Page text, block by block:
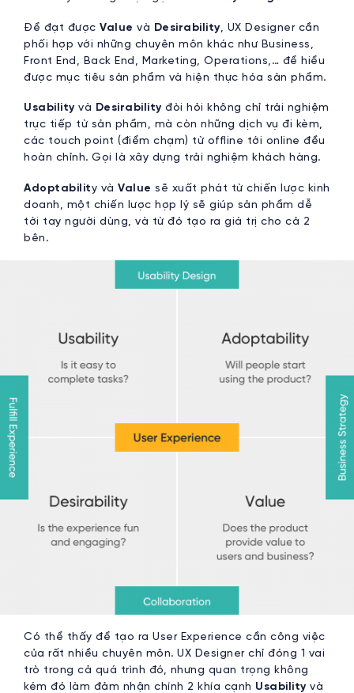
Để đạt được Value và Desirability , UX Designer cần
phối hợp với những chuyên môn khác như Business,
Front End, Back End, Marketing, Operations,… để hiểu
được mục tiêu sản phẩm và hiện thực hóa sản phẩm.
Usability và Desirability đòi hỏi không chỉ trải nghiệm
trực tiếp từ sản phẩm, mà còn những dịch vụ đi kèm,
các touch point (điểm chạm) từ offline tới online đều
hoàn chỉnh. Gọi là xây dựng trải nghiệm khách hàng.
Adoptability và Value sẽ xuất phát từ chiến lược kinh
doanh, một chiến lược hợp lý sẽ giúp sản phẩm dễ
tới tay người dùng, và từ đó tạo ra giá trị cho cả 2
bên.
Có thể thấy để tạo ra User Experience cần công việc
của rất nhiều chuyên môn. UX Designer chỉ đóng 1 vai
trò trong cả quá trình đó, nhưng quan trọng không
kém đó làm đảm nhận chính 2 khía cạnh Usability và